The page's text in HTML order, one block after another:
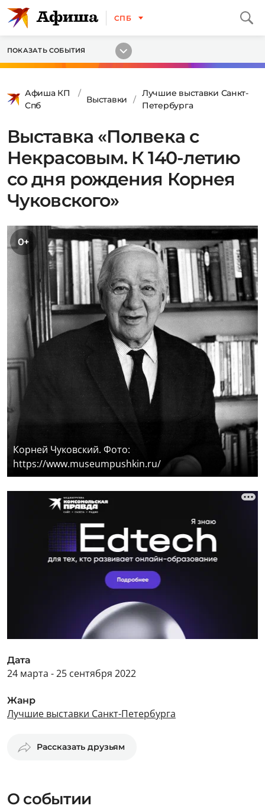
СПБ
ПОКАЗАТЬ СОБЫТИЯ
Афиша КП
Спб
Выставки
Лучшие выставки Санкт-
Петербурга
Выставка «Полвека с
Некрасовым. К 140-летию
со дня рождения Корнея
Чуковского»
0+
Корней Чуковский. Фото:
https://www.museumpushkin.ru/
Дата
24 марта - 25 сентября 2022
Жанр
Лучшие выставки Санкт-Петербурга
Рассказать друзьям
О событии